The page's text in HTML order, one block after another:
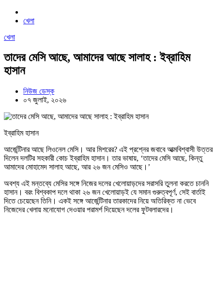
খেলা
খেলা
তাদের মেসি আছে, আমাদের আছে সালাহ : ইব্রাহিম
হাসান
নিউজ ডেস্ক
০৭ জুলাই, ২০২৬
ইব্রাহিম হাসান
আর্জেন্টিনার আছে লিওনেল মেসি। আর মিশরের? এই প্রশ্নের জবাবে আত্মবিশ্বাসী উত্তর
দিলেন দলটির সহকারী কোচ ইব্রাহিম হাসান। তার ভাষায়, ‘তাদের মেসি আছে, কিন্তু
আমাদের মোহামেদ সালাহ আছে, আর ২৬ জন মেসিও আছে।’
অবশ্য এই মন্তব্যে মেসির সঙ্গে নিজের দলের খেলোয়াড়দের সরাসরি তুলনা করতে চাননি
হাসান। বরং বিশ্বকাপ দলে থাকা ২৬ জন খেলোয়াড়ই যে সমান গুরুত্বপূর্ণ, সেই বার্তাই
দিতে চেয়েছেন তিনি। একই সঙ্গে আর্জেন্টিনার তারকাদের নিয়ে অতিরিক্ত না ভেবে
নিজেদের খেলায় মনোযোগ দেওয়ার পরামর্শ দিয়েছেন দলের ফুটবলারদের।